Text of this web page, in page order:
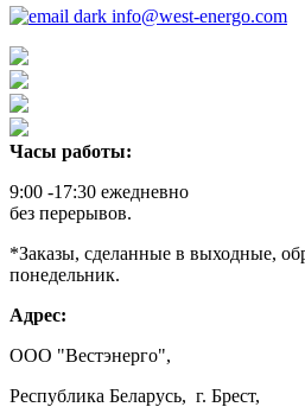
info@west-energo.com
Часы работы:
9:00 -17:30 ежедневно
без перерывов.
*Заказы, сделанные в выходные,
понедельник.
Адрес:
ООО "Вестэнерго",
Республика Беларусь, г. Брест,